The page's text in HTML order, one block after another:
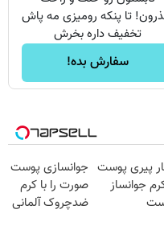
تا پنکه رومیزی مه پاش
تخفیف داره بخرش
سفارش بده!
پیری پوست
جوانساز
جوانسازی پوست
صورت را با کرم
ضدچروک آلمانی